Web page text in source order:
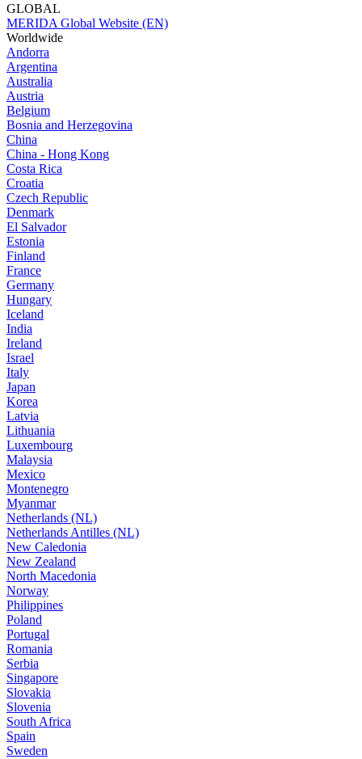
GLOBAL
MERIDA Global Website (EN)
Worldwide
Andorra
Argentina
Australia
Austria
Belgium
Bosnia and Herzegovina
China
China - Hong Kong
Costa Rica
Croatia
Czech Republic
Denmark
El Salvador
Estonia
Finland
France
Germany
Hungary
Iceland
India
Ireland
Israel
Italy
Japan
Korea
Latvia
Lithuania
Luxembourg
Malaysia
Mexico
Montenegro
Myanmar
Netherlands (NL)
Netherlands Antilles (NL)
New Caledonia
New Zealand
North Macedonia
Norway
Philippines
Poland
Portugal
Romania
Serbia
Singapore
Slovakia
Slovenia
South Africa
Spain
Sweden